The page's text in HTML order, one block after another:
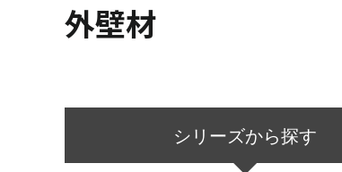
外壁材
シリーズから探す